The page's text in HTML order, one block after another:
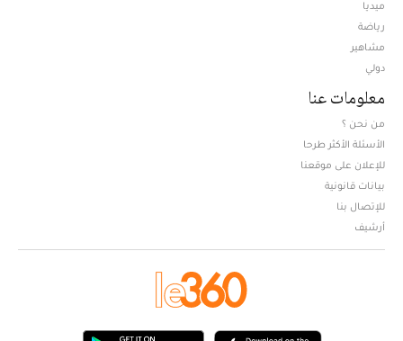
ميديا
رياضة
مشاهير
دولي
معلومات عنا
من نحن ؟
الأسئلة الأكثر طرحا
للإعلان على موقعنا
بيانات قانونية
للإتصال بنا
أرشيف